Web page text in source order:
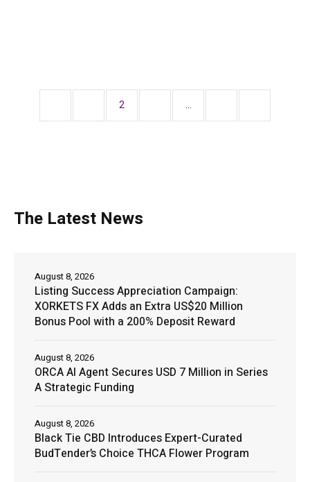
2 …
The Latest News
Listing Success Appreciation Campaign:
XORKETS FX Adds an Extra US$20 Million
Bonus Pool with a 200% Deposit Reward
August 8, 2026
ORCA AI Agent Secures USD 7 Million in Series
A Strategic Funding
August 8, 2026
Black Tie CBD Introduces Expert-Curated
BudTender’s Choice THCA Flower Program
August 8, 2026